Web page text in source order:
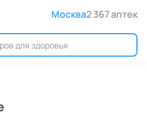
Москва2 367 аптек